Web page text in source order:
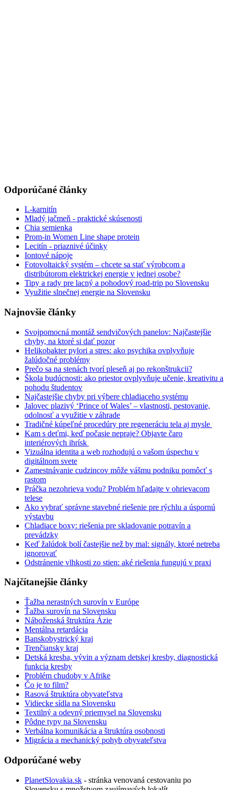
Odporúčané články
L-karnitín
Mladý jačmeň - praktické skúsenosti
Chia semienka
Prom-in Women Line shape protein
Lecitín - priaznivé účinky
Iontové nápoje
Fotovoltaický systém – chcete sa stať výrobcom a
distribútorom elektrickej energie v jednej osobe?
Tipy a rady pre lacný a pohodový road-trip po Slovensku
Využitie slnečnej energie na Slovensku
Najnovšie články
Svojpomocná montáž sendvičových panelov: Najčastejšie
chyby, na ktoré si dať pozor
Helikobakter pylori a stres: ako psychika ovplyvňuje
žalúdočné problémy
Prečo sa na stenách tvorí pleseň aj po rekonštrukcii?
Škola budúcnosti: ako priestor ovplyvňuje učenie, kreativitu a
pohodu študentov
Najčastejšie chyby pri výbere chladiaceho systému
Jalovec plazivý ‘Prince of Wales’ – vlastnosti, pestovanie,
odolnosť a využitie v záhrade
Tradičné kúpeľné procedúry pre regeneráciu tela aj mysle
Kam s deťmi, keď počasie nepraje? Objavte čaro
interiérových ihrísk
Vizuálna identita a web rozhodujú o vašom úspechu v
digitálnom svete
Zamestnávanie cudzincov môže vášmu podniku pomôcť s
rastom
Práčka nezohrieva vodu? Problém hľadajte v ohrievacom
telese
Ako vybrať správne stavebné riešenie pre rýchlu a úspornú
výstavbu
Chladiace boxy: riešenia pre skladovanie potravín a
prevádzky
Keď žalúdok bolí častejšie než by mal: signály, ktoré netreba
ignorovať
Odstránenie vlhkosti zo stien: aké riešenia fungujú v praxi
Najčítanejšie články
Ťažba nerastných surovín v Európe
Ťažba surovín na Slovensku
Náboženská štruktúra Ázie
Mentálna retardácia
Banskobystrický kraj
Trenčiansky kraj
Detská kresba, vývin a význam detskej kresby, diagnostická
funkcia kresby
Problém chudoby v Afrike
Čo je to film?
Rasová štruktúra obyvateľstva
Vidiecke sídla na Slovensku
Textilný a odevný priemysel na Slovensku
Pôdne typy na Slovensku
Verbálna komunikácia a štruktúra osobnosti
Migrácia a mechanický pohyb obyvateľstva
Odporúčané weby
PlanetSlovakia.sk - stránka venovaná cestovaniu po